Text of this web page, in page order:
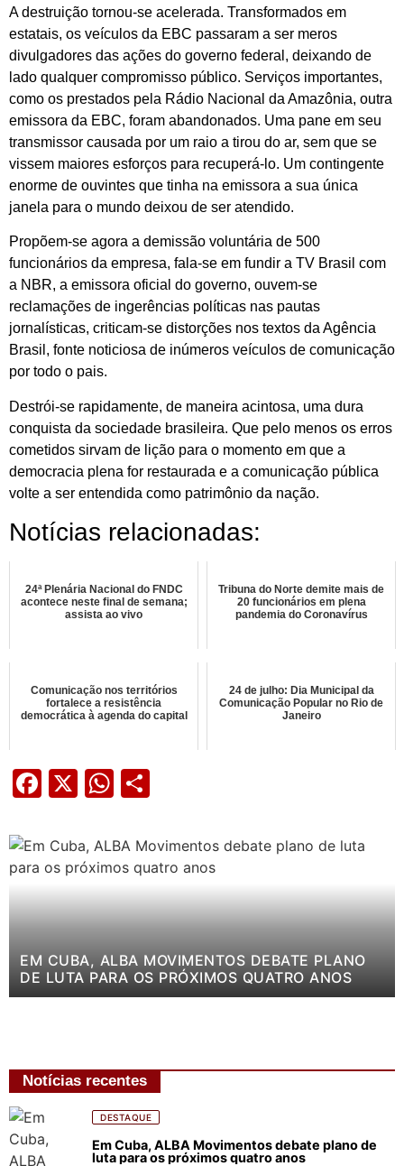
A destruição tornou-se acelerada. Transformados em
estatais, os veículos da EBC passaram a ser meros
divulgadores das ações do governo federal, deixando de
lado qualquer compromisso público. Serviços importantes,
como os prestados pela Rádio Nacional da Amazônia, outra
emissora da EBC, foram abandonados. Uma pane em seu
transmissor causada por um raio a tirou do ar, sem que se
vissem maiores esforços para recuperá-lo. Um contingente
enorme de ouvintes que tinha na emissora a sua única
janela para o mundo deixou de ser atendido.
Propõem-se agora a demissão voluntária de 500
funcionários da empresa, fala-se em fundir a TV Brasil com
a NBR, a emissora oficial do governo, ouvem-se
reclamações de ingerências políticas nas pautas
jornalísticas, criticam-se distorções nos textos da Agência
Brasil, fonte noticiosa de inúmeros veículos de comunicação
por todo o pais.
Destrói-se rapidamente, de maneira acintosa, uma dura
conquista da sociedade brasileira. Que pelo menos os erros
cometidos sirvam de lição para o momento em que a
democracia plena for restaurada e a comunicação pública
volte a ser entendida como patrimônio da nação.
Notícias relacionadas:
24ª Plenária Nacional do FNDC
acontece neste final de semana;
assista ao vivo
Tribuna do Norte demite mais de
20 funcionários em plena
pandemia do Coronavírus
Comunicação nos territórios
fortalece a resistência
democrática à agenda do capital
24 de julho: Dia Municipal da
Comunicação Popular no Rio de
Janeiro
Facebook
X WhatsApp
EM CUBA, ALBA MOVIMENTOS DEBATE PLANO
DE LUTA PARA OS PRÓXIMOS QUATRO ANOS
Notícias recentes
DESTAQUE
Em Cuba, ALBA Movimentos debate plano de
luta para os próximos quatro anos